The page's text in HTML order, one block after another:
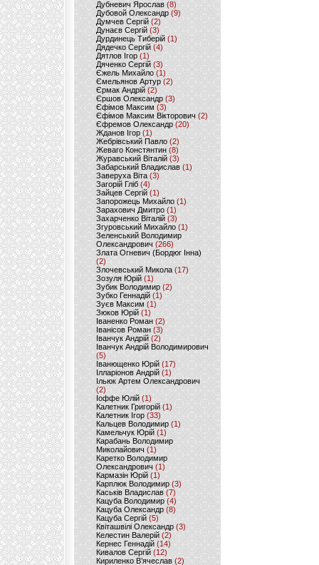
Дубневич Ярослав (8)
Дубовой Олександр(9)
Думчев Сергій (2)
Дунаєв Сергій(3)
Дурдинець Тиберій (1)
Дядечко Сергій (4)
Дятлов Ігор (1)
Дяченко Сергій (3)
Єжель Михайло (1)
Ємельянов Артур (2)
Єрмак Андрій (2)
Єршов Олександр (3)
Єфімов Максим (3)
Єфімов Максим Вікторович (2)
Єфремов Олександр (20)
Жданов Ігор (1)
Жебрівський Павло (2)
Жеваго Констянтин (8)
Журавський Віталій (3)
Забарський Владислав (1)
Заверуха Віта (3)
Загорій Гліб (4)
Зайцев Сергій(1)
Запорожець Михайло (1)
Зарахович Дмитро (1)
Захарченко Віталій (3)
Згуровський Михайло (1)
Зеленський Володимир
Олександрович (266)
Злата Огневич (Бордюг Інна)
(2)
Злочевський Микола(17)
Зозуля Юрій (1)
Зубик Володимир (2)
Зубко Геннадій (1)
Зуєв Максим(1)
Зюков Юрій (1)
Іваненко Роман (2)
Іванісов Роман (3)
Іванчук Андрій(2)
Іванчук Андрій Володимирович
(5)
Іванющенко Юрій (17)
Ілларіонов Андрій (1)
Ільюк Артем Олександрович
(2)
Іоффе Юлій (1)
Калетник Григорій(1)
Калетник Ігор (33)
Кальцев Володимир(1)
Камельчук Юрій (1)
Карабань Володимир
Миколайович (1)
Каретко Володимир
Олександрович (1)
Кармазін Юрій(1)
Карплюк Володимир(3)
Каськів Владислав (7)
Кацуба Володимир (4)
Кацуба Олександр (8)
Кацуба Сергій (5)
Квіташвілі Олександр(3)
Келестин Валерій(2)
Кернес Геннадій (14)
Кивалов Сергій (12)
Кириленко В’ячеслав (2)